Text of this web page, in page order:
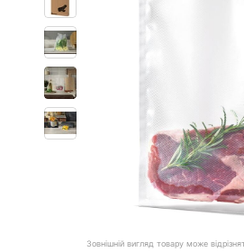
Зовнішній вигляд товару може